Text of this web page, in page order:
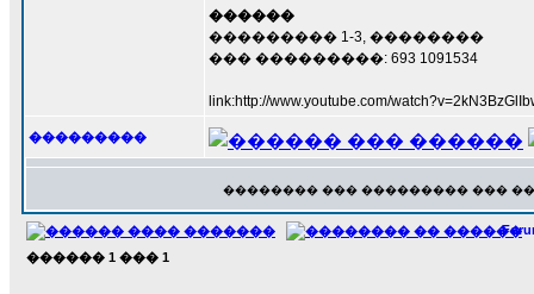
������
��������� 1-3, ��������
��� ���������: 693 1091534
link:http://www.youtube.com/
���������
�������� ��� ��������� ���
������ 1 ��� 1